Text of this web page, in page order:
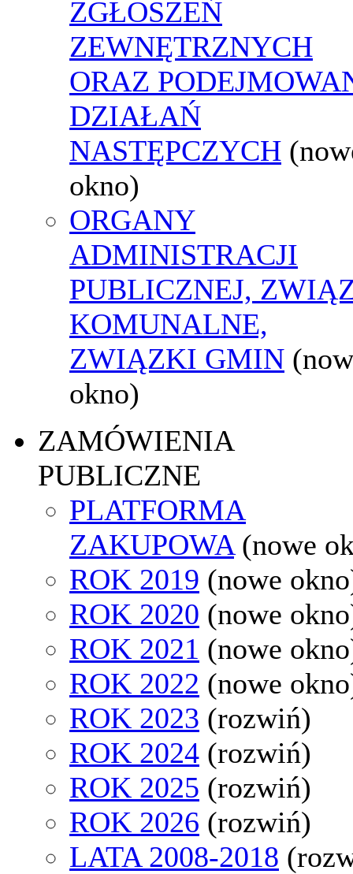
ZGŁOSZEŃ
ZEWNĘTRZNYCH
ORAZ
DZIAŁAŃ
NASTĘPCZYCH
okno)
ORGANY
ADMINISTRACJI
PUBLICZNEJ,
KOMUNALNE,
ZWIĄZKI GMIN
okno)
ZAMÓWIENIA
PUBLICZNE
PLATFORMA
ZAKUPOWA (nowe
ROK 2019 (nowe
ROK 2020 (nowe
ROK 2021 (nowe
ROK 2022 (nowe
ROK 2023 (rozwiń)
ROK 2024 (rozwiń)
ROK 2025 (rozwiń)
ROK 2026 (rozwiń)
LATA 2008-2018